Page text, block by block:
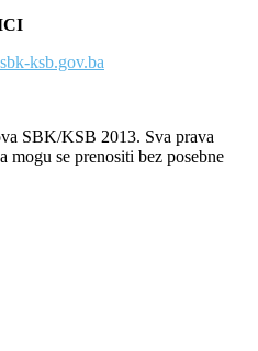
ksb.gov.ba
SBK/KSB 2013. Sva prava
mogu se prenositi bez posebne